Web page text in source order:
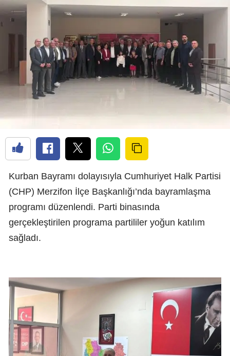
Kurban Bayramı dolayısıyla Cumhuriyet Halk Partisi
(CHP) Merzifon İlçe Başkanlığı’nda bayramlaşma
programı düzenlendi. Parti binasında
gerçekleştirilen programa partililer yoğun katılım
sağladı.